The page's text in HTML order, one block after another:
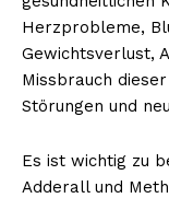
Herzprobleme,
Gewichtsverlust,
Missbrauch
Störungen und
Es ist wichtig zu
Adderall und